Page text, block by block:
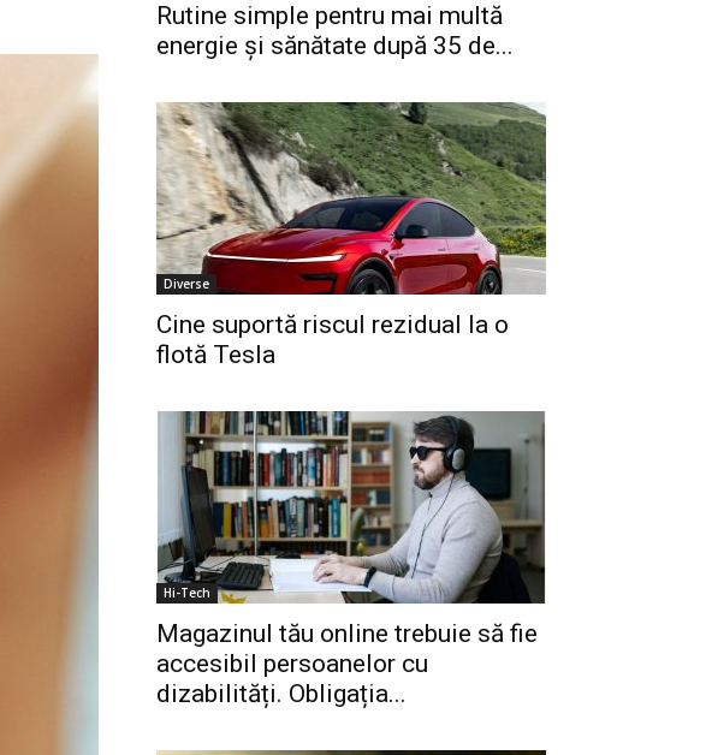
Rutine simple pentru mai multă
energie și sănătate după 35 de...
Diverse
Cine suportă riscul rezidual la o
flotă Tesla
Hi-Tech
Magazinul tău online trebuie să fie
accesibil persoanelor cu
dizabilități. Obligația...